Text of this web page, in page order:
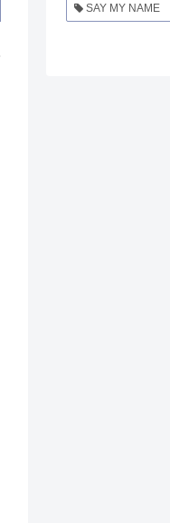
SAY MY NAME